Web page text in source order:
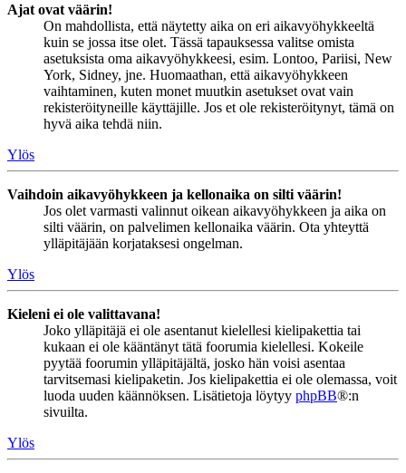
Ajat ovat väärin!
On mahdollista, että näytetty aika on eri aikavyöhykkeeltä
kuin se jossa itse olet. Tässä tapauksessa valitse omista
asetuksista oma aikavyöhykkeesi, esim. Lontoo, Pariisi, New
York, Sidney, jne. Huomaathan, että aikavyöhykkeen
vaihtaminen, kuten monet muutkin asetukset ovat vain
rekisteröityneille käyttäjille. Jos et ole rekisteröitynyt, tämä on
hyvä aika tehdä niin.
Ylös
Vaihdoin aikavyöhykkeen ja kellonaika on silti väärin!
Jos olet varmasti valinnut oikean aikavyöhykkeen ja aika on
silti väärin, on palvelimen kellonaika väärin. Ota yhteyttä
ylläpitäjään korjataksesi ongelman.
Ylös
Kieleni ei ole valittavana!
Joko ylläpitäjä ei ole asentanut kielellesi kielipakettia tai
kukaan ei ole kääntänyt tätä foorumia kielellesi. Kokeile
pyytää foorumin ylläpitäjältä, josko hän voisi asentaa
tarvitsemasi kielipaketin. Jos kielipakettia ei ole olemassa, voit
luoda uuden käännöksen. Lisätietoja löytyy phpBB®:n
sivuilta.
Ylös